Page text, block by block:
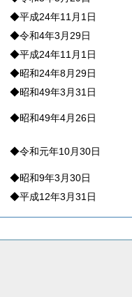
◆平成24年11月1日
◆令和4年3月29日
◆平成24年11月1日
◆昭和24年8月29日
◆昭和49年3月31日
◆昭和49年4月26日
◆令和元年10月30日
◆昭和9年3月30日
◆平成12年3月31日